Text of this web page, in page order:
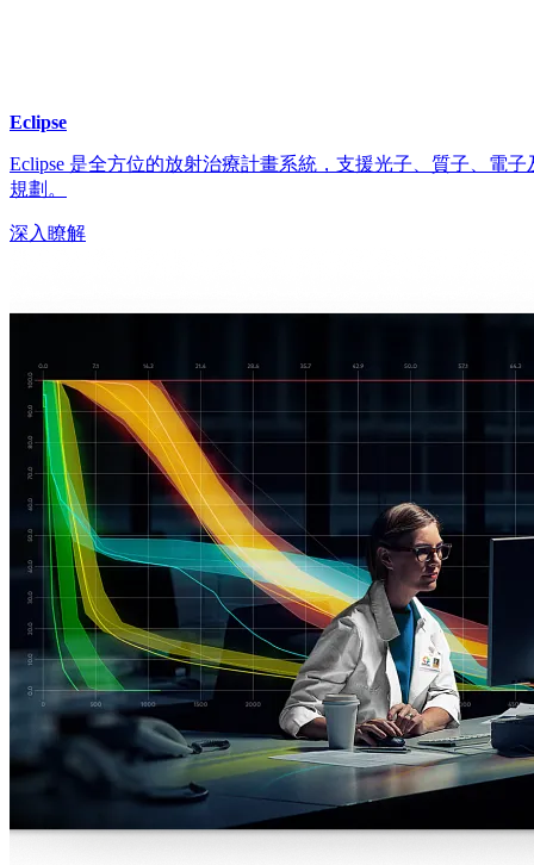
Eclipse
Eclipse 是全方位的放射治療計畫系統，支援光子、質子、電
規劃。
深入瞭解